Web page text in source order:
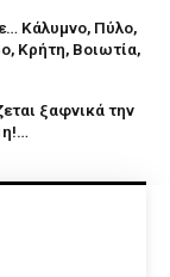
Κάλυμνο, Πύλο,
Κρήτη, Βοιωτία,
ξαφνικά την